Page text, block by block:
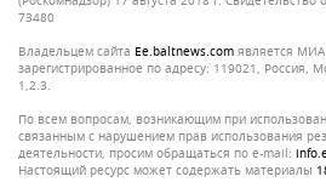
73480
Владельцем сайта
ee.baltnews.com является МИА
зарегистрированное по адресу: 119021, Россия,
1,2.3.
По всем вопросам, возникающим при
связанным с нарушением прав использования
деятельности, просим обращаться по e-mail:
Настоящий ресурс может содержать материалы